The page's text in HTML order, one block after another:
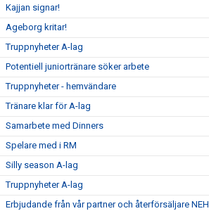
Kajjan signar!
Ageborg kritar!
Truppnyheter A-lag
Potentiell juniortränare söker arbete
Truppnyheter - hemvändare
Tränare klar för A-lag
Samarbete med Dinners
Spelare med i RM
Silly season A-lag
Truppnyheter A-lag
Erbjudande från vår partner och återförsäljare NEH